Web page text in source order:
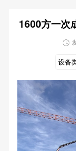
1600方一次

设备